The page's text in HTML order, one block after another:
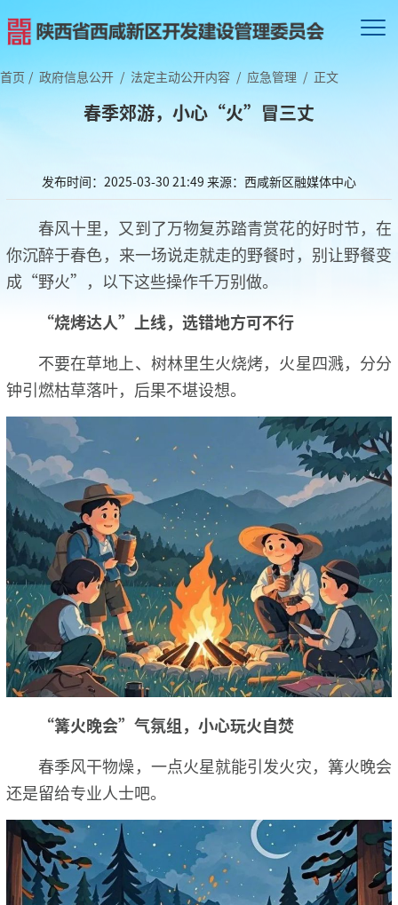
首页 / 政府信息公开 / 法定主动公开内容 / 应急管理 / 正文
春季郊游，小心“火”冒三丈
发布时间：2025-03-30 21:49 来源：西咸新区融媒体中心
春风十里，又到了万物复苏踏青赏花的好时节，在
你沉醉于春色，来一场说走就走的野餐时，别让野餐变
成“野火”，以下这些操作千万别做。
“烧烤达人”上线，选错地方可不行
不要在草地上、树林里生火烧烤，火星四溅，分分
钟引燃枯草落叶，后果不堪设想。
“篝火晚会”气氛组，小心玩火自焚
春季风干物燥，一点火星就能引发火灾，篝火晚会
还是留给专业人士吧。